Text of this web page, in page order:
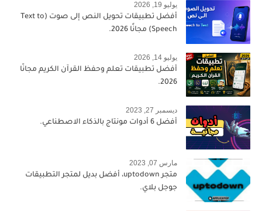
يوليو 19, 2026
أفضل تطبيقات تحويل النص إلى صوت (Text to
Speech) مجانًا 2026.
يوليو 14, 2026
أفضل تطبيقات تعلم وحفظ القرآن الكريم مجانًا
2026.
ديسمبر 27, 2023
أفضل 6 أدوات مونتاج بالذكاء الاصطناعي.
مارس 07, 2023
متجر uptodown، أفضل بديل لمتجر التطبيقات
جوجل بلاي.